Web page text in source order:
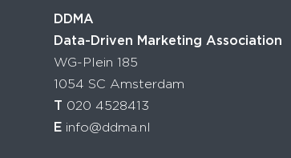
DDMA
Data-Driven Marketing Association
WG-Plein 185
1054 SC Amsterdam
T 020 4528413
E info@ddma.nl